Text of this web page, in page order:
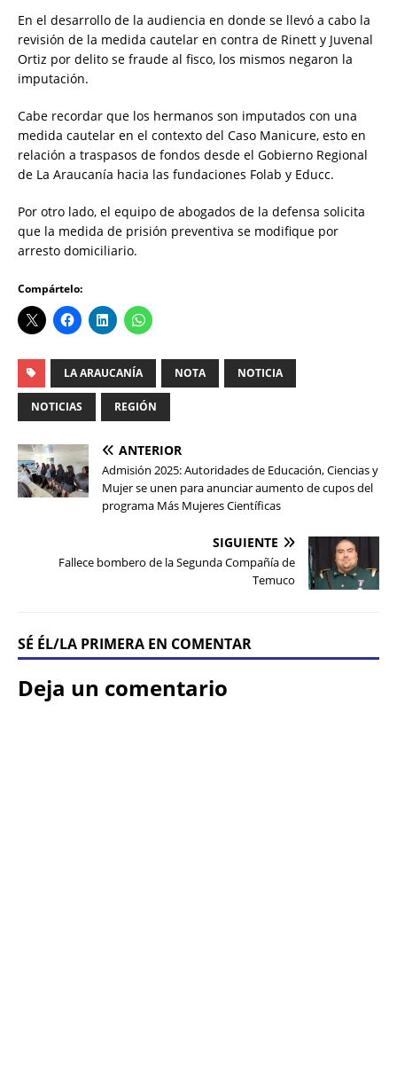
En el desarrollo de la audiencia en donde se llevó a cabo la
revisión de la medida cautelar en contra de Rinett y Juvenal
Ortiz por delito se fraude al fisco, los mismos negaron la
imputación.
Cabe recordar que los hermanos son imputados con una
medida cautelar en el contexto del Caso Manicure, esto en
relación a traspasos de fondos desde el Gobierno Regional
de La Araucanía hacia las fundaciones Folab y Educc.
Por otro lado, el equipo de abogados de la defensa solicita
que la medida de prisión preventiva se modifique por
arresto domiciliario.
Compártelo:
LA ARAUCANÍA NOTA NOTICIA
NOTICIAS REGIÓN
ANTERIOR
Admisión 2025: Autoridades de Educación, Ciencias y
Mujer se unen para anunciar aumento de cupos del
programa Más Mujeres Científicas
SIGUIENTE
Fallece bombero de la Segunda Compañía de
Temuco
SÉ ÉL/LA PRIMERA EN COMENTAR
Deja un comentario